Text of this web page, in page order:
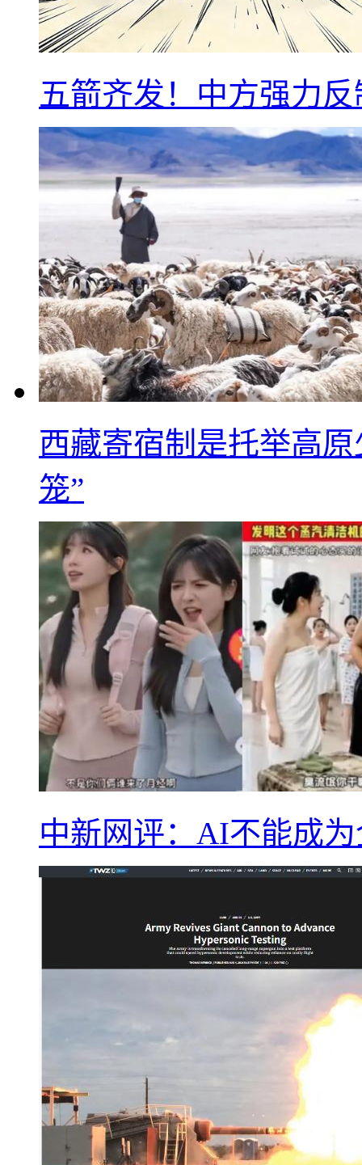
五箭齐发！中方强力
西藏寄宿制是托举高
笼”
中新网评：AI不能成